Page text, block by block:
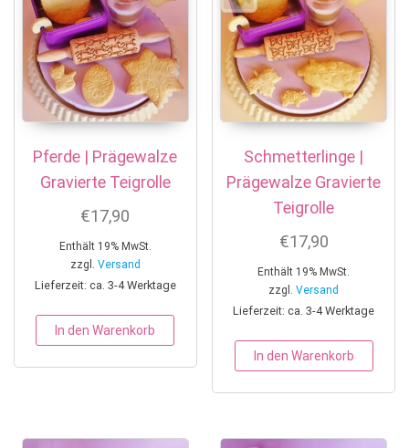
Pferde | Prägewalze
Gravierte Teigrolle
€17,90
Enthält 19% MwSt.
zzgl. Versand
Lieferzeit: ca. 3-4 Werktage
In den Warenkorb
Schmetterlinge |
Prägewalze Gravierte
Teigrolle
€17,90
Enthält 19% MwSt.
zzgl.Versand
Lieferzeit: ca. 3-4 Werktage
In den Warenkorb